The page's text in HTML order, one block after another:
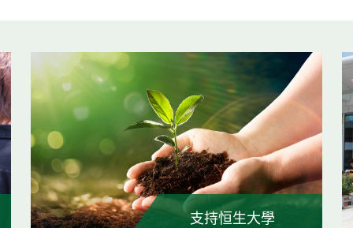
支持恒生大學